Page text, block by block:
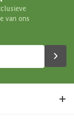
van ons